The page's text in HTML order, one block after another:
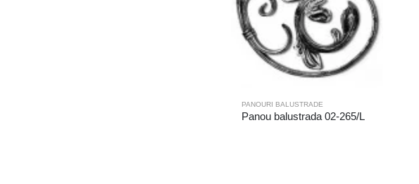
PANOURI BALUSTRADE
Panou balustrada 02-265/L